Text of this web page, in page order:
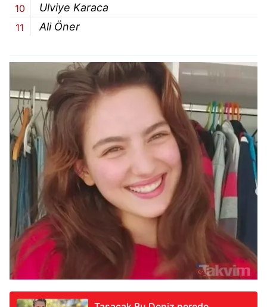
Ulviye Karaca
Ali Öner